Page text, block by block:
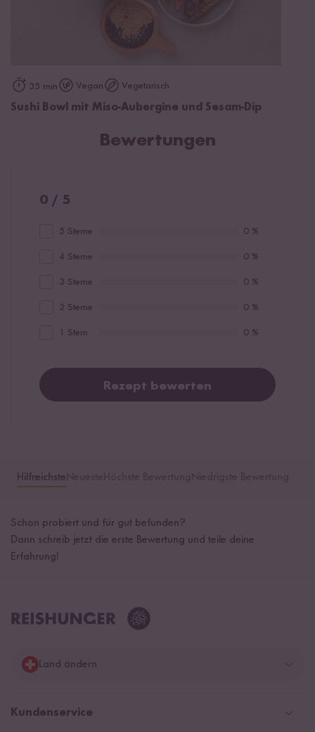
35 min Vegan Vegetarisch
Sushi Bowl mit Miso-Aubergine und Sesam-Dip
Bewertungen
0 / 5
5 Sterne 0 %
4 Sterne 0 %
3 Sterne 0 %
2 Sterne 0 %
1 Stern 0 %
Rezept bewerten
Hilfreichste
Schon probiert und für gut befunden?
Dann schreib jetzt die erste Bewertung und teile deine
Erfahrung!
Land ändern
Deutschland
Kundenservice